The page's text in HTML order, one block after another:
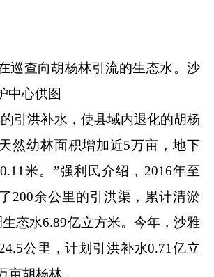
查向胡杨林引流的生态水。沙
中心供图
洪补水，使县域内退化的胡杨
然幼林面积增加近5万亩，地下
米。”强利民介绍，2016年至
200余公里的引洪渠，累计清淤
态水6.89亿立方米。今年，沙雅
公里，计划引洪补水0.71亿立
亩胡杨林。